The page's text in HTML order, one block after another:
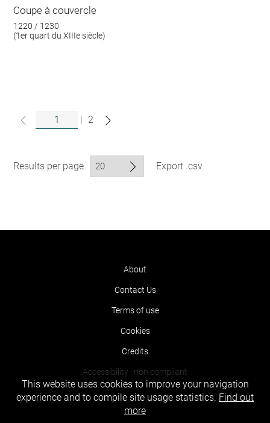
Coupe à couvercle
1220 / 1230
(1er quart du XIIIe siècle)
| 2
Results per page Export .csv
About
Contact Us
Terms of use
Cookies
Credits
Accessibility : non compliant
This website uses cookies to improve your navigation
experience and to compile site usage statistics. Find out
more